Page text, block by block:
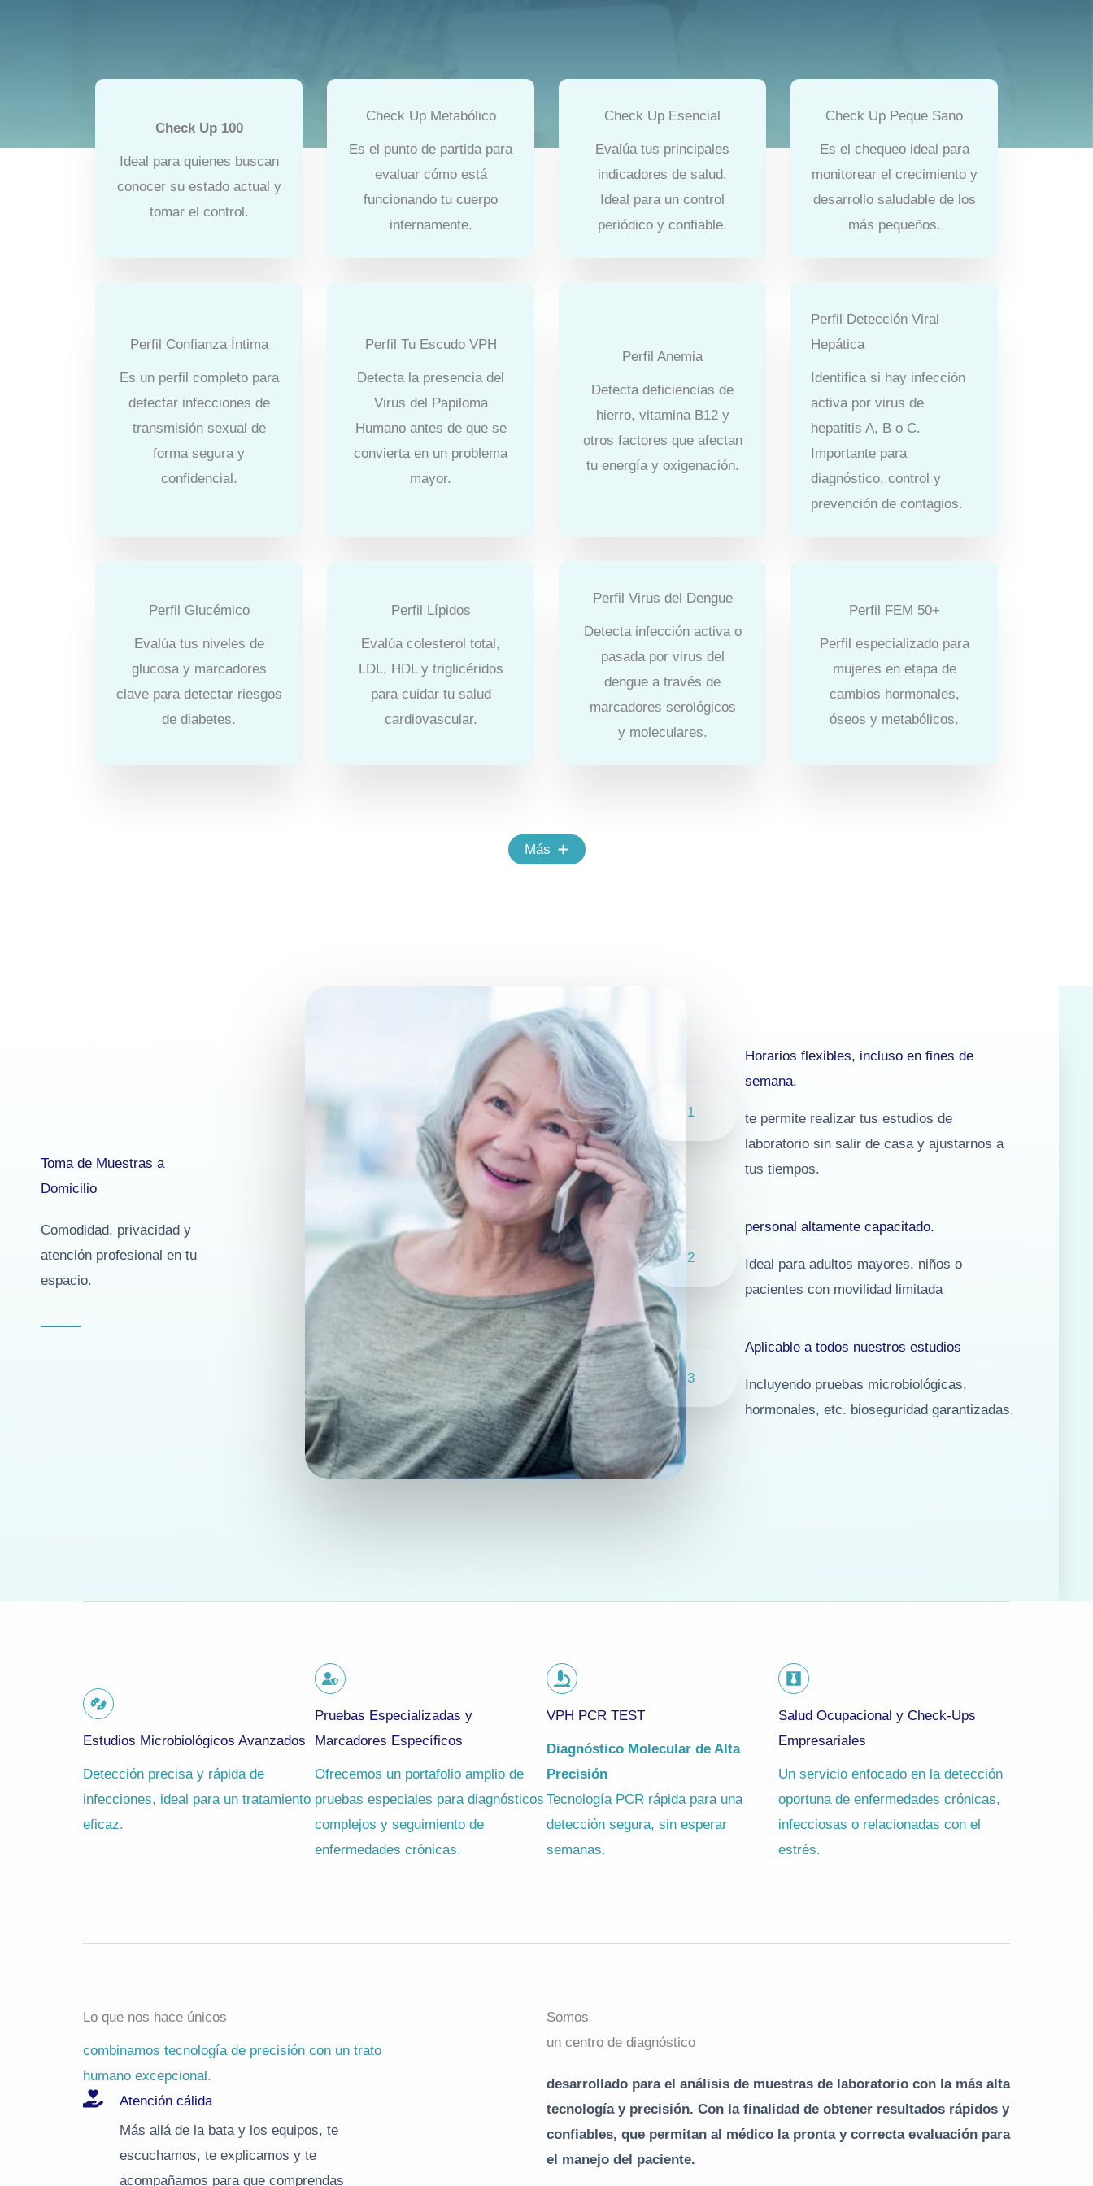
Check Up 100
Ideal para quienes buscan
conocer su estado actual y
tomar el control.
Check Up Metabólico
Es el punto de partida para
evaluar cómo está
funcionando tu cuerpo
internamente.
Check Up Esencial
Evalúa tus principales
indicadores de salud.
Ideal para un control
periódico y confiable.
Check Up Peque Sano
Es el chequeo ideal para
monitorear el crecimiento y
desarrollo saludable de los
más pequeños.
Perfil Confianza Íntima
Es un perfil completo para
detectar infecciones de
transmisión sexual de
forma segura y
confidencial.
Perfil Tu Escudo VPH
Detecta la presencia del
Virus del Papiloma
Humano antes de que se
convierta en un problema
mayor.
Perfil Anemia
Detecta deficiencias de
hierro, vitamina B12 y
otros factores que afectan
tu energía y oxigenación.
Perfil Detección Viral
Hepática
Identifica si hay infección
activa por virus de
hepatitis A, B o C.
Importante para
diagnóstico, control y
prevención de contagios.
Perfil Glucémico
Evalúa tus niveles de
glucosa y marcadores
clave para detectar riesgos
de diabetes.
Perfil Lípidos
Evalúa colesterol total,
LDL, HDL y triglicéridos
para cuidar tu salud
cardiovascular.
Perfil Virus del Dengue
Detecta infección activa o
pasada por virus del
dengue a través de
marcadores serológicos
y moleculares.
Perfil FEM 50+
Perfil especializado para
mujeres en etapa de
cambios hormonales,
óseos y metabólicos.
Más
Toma de Muestras a
Domicilio
Comodidad, privacidad y
atención profesional en tu
espacio.
1
Horarios flexibles, incluso en fines de
semana.
te permite realizar tus estudios de
laboratorio sin salir de casa y ajustarnos a
tus tiempos.
2
personal altamente capacitado.
Ideal para adultos mayores, niños o
pacientes con movilidad limitada.
3
Aplicable a todos nuestros estudios
Incluyendo pruebas microbiológicas,
hormonales, etc. bioseguridad garantizadas.
Estudios Microbiológicos Avanzados
Detección precisa y rápida de
infecciones, ideal para un tratamiento
eficaz.
Pruebas Especializadas y
Marcadores Específicos
Ofrecemos un portafolio amplio de
pruebas especiales para diagnósticos
complejos y seguimiento de
enfermedades crónicas.
VPH PCR TEST
Diagnóstico Molecular de Alta
Precisión
Tecnología PCR rápida para una
detección segura, sin esperar
semanas.
Salud Ocupacional y Check-Ups
Empresariales
Un servicio enfocado en la detección
oportuna de enfermedades crónicas,
infecciosas o relacionadas con el
estrés.
Lo que nos hace únicos
combinamos tecnología de precisión con un trato
humano excepcional.
Atención cálida
Más allá de la bata y los equipos, te
escuchamos, te explicamos y te
acompañamos para que comprendas
Somos
un centro de diagnóstico
desarrollado para el análisis de muestras de laboratorio con la más alta
tecnología y precisión. Con la finalidad de obtener resultados rápidos y
confiables, que permitan al médico la pronta y correcta evaluación para
el manejo del paciente.